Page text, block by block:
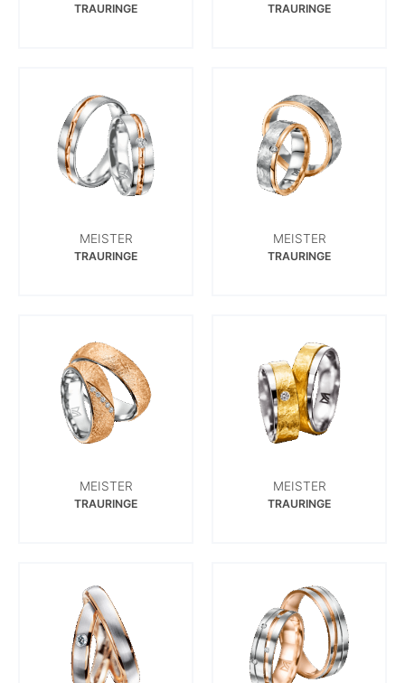
TRAURINGE TRAURINGE
MEISTER
TRAURINGE
MEISTER
TRAURINGE
MEISTER
TRAURINGE
MEISTER
TRAURINGE